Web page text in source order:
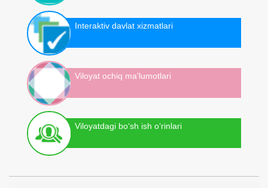
Interaktiv davlat xizmatlari
Viloyat ochiq ma'lumotlari
Viloyatdagi bo‘sh ish o‘rinlari